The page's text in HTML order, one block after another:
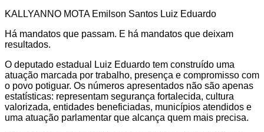
KALLYANNO MOTA Emilson Santos Luiz Eduardo
Há mandatos que passam. E há mandatos que deixam
resultados.
O deputado estadual Luiz Eduardo tem construído uma
atuação marcada por trabalho, presença e compromisso com
o povo potiguar. Os números apresentados não são apenas
estatísticas: representam segurança fortalecida, cultura
valorizada, entidades beneficiadas, municípios atendidos e
uma atuação parlamentar que alcança quem mais precisa.